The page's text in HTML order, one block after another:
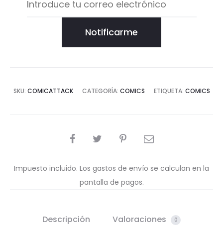
Notificarme
SKU: COMICATTACK CATEGORÍA: COMICS ETIQUETA: COMICS
COMPARTIR
Impuesto incluido. Los gastos de envío se calculan en la
pantalla de pagos.
Descripción Valoraciones 0